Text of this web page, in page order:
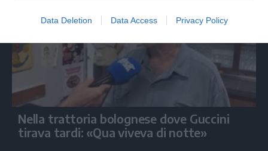
Data Deletion Data Access Privacy Policy
Nella trattoria bolognese dove Guccini
tirava tardi: «Qua viveva di notte»